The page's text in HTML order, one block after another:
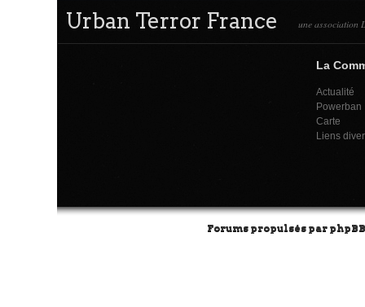
Urban Terror France une association
La
Actualité
Powerban
Carte
Liens
Forums propulsés par phpBB